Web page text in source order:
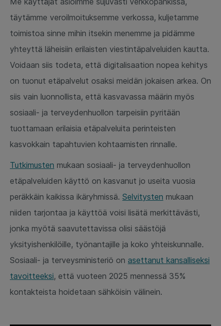
täytämme veroilmoituksemme verkossa, kuljetamme
toimistoa sinne mihin itsekin menemme ja pidämme
yhteyttä läheisiin erilaisten viestintäpalveluiden kautta.
Voidaan siis todeta, että digitalisaation nopea kehitys
on tuonut etäpalvelut osaksi meidän jokaisen arkea. On
siis vain luonnollista, että kasvavassa määrin myös
sosiaali- ja terveydenhuollon tarpeisiin pyritään
tuottamaan erilaisia etäpalveluita perinteisten
kasvokkain tapahtuvien kohtaamisten rinnalle.
Tutkimusten mukaan sosiaali- ja terveydenhuollon
etäpalveluiden käyttö on kasvanut jo useita vuosia
peräkkäin kaikissa ikäryhmissä. Selvitysten mukaan
niiden tarjontaa ja käyttöä voisi lisätä merkittävästi,
jonka myötä saavutettavissa olisi säästöjä
yksityishenkilöille, työnantajille ja koko yhteiskunnalle.
Sosiaali- ja terveysministeriö on asettanut kansalliseksi
tavoitteeksi, että vuoteen 2025 mennessä 35%
kontakteista hoidetaan sähköisin välinein.